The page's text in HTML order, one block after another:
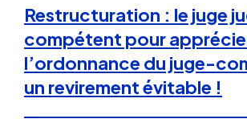
Restructuration : le juge
compétent pour
l’ordonnance du juge-
un revirement évitable !